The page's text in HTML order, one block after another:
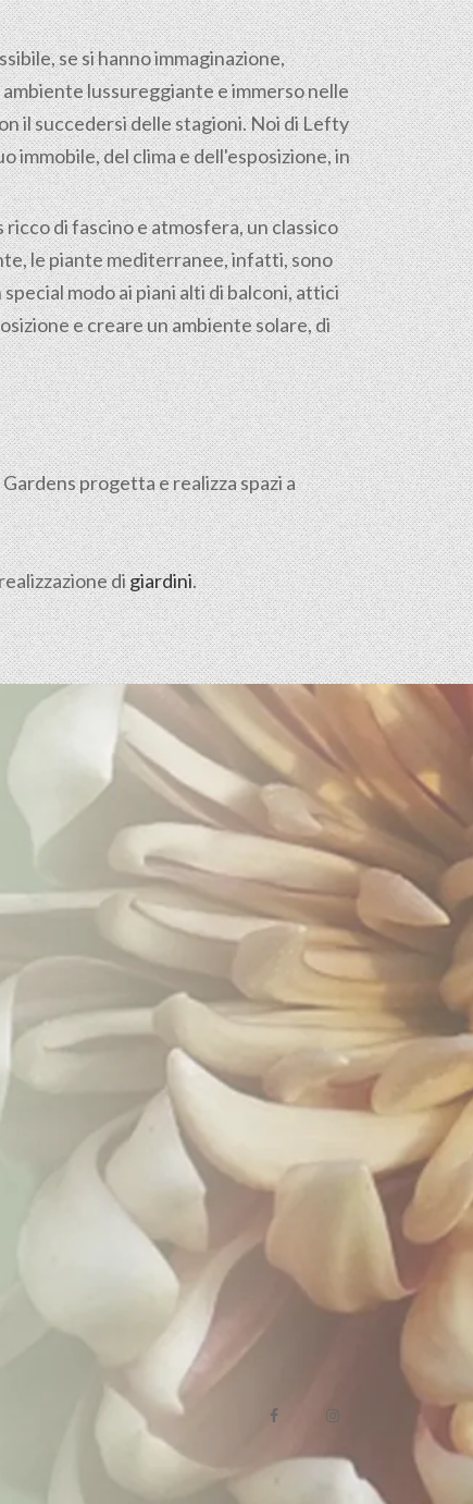
se si hanno immaginazione,
lussureggiante e immerso nelle
il succedersi delle stagioni. Noi di Lefty
del clima e dell'esposizione, in
di fascino e atmosfera, un classico
le piante mediterranee, infatti, sono
modo ai piani alti di balconi, attici
e creare un ambiente solare, di
progetta e realizza spazi a
digiardini.